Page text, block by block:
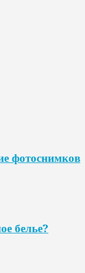
фотоснимков
белье?